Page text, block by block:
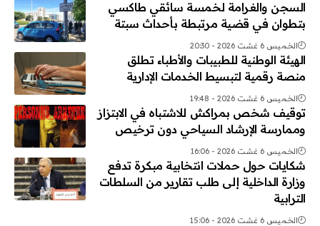
السجن والغرامة لخمسة سائقي طاكسي
بتطوان في قضية مرتبطة بأحداث سبتة
الخميس 6 غشت 2026 - 20:30
الهيئة الوطنية للطبيبات والأطباء تطلق
منصة رقمية لتبسيط الخدمات الإدارية
الخميس 6 غشت 2026 - 19:48
توقيف شخص بمراكش للاشتباه في الابتزاز
وممارسة الإرشاد السياحي دون ترخيص
الخميس 6 غشت 2026 - 16:06
شكايات حول حملات انتخابية مبكرة تدفع
وزارة الداخلية إلى طلب تقارير من السلطات
الترابية
الخميس 6 غشت 2026 - 15:06